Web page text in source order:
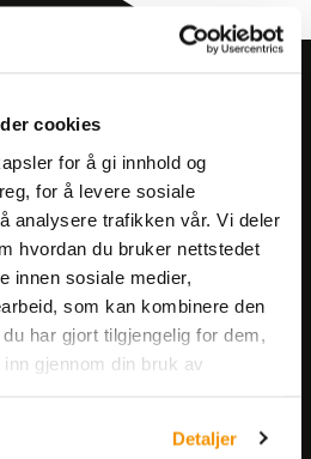
cookies
for å gi innhold og
for å levere sosiale
analysere trafikken vår. Vi deler
hvordan du bruker nettstedet
innen sosiale medier,
som kan kombinere den
har gjort tilgjengelig for dem,
gjennom din bruk av
Detaljer
produkter,
kampanjer.